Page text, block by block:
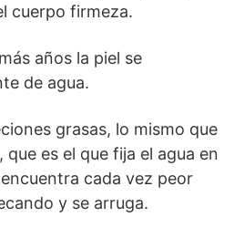
cuerpo firmeza.
años la piel se
de agua.
grasas, lo mismo que
es el que fija el agua en
cada vez peor
y se arruga.